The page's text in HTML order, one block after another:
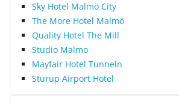
Sky Hotel Malmö City
The More Hotel Malmö
Quality Hotel The Mill
Studio Malmo
Mayfair Hotel Tunneln
Sturup Airport Hotel